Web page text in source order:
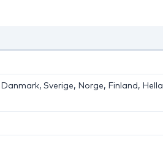
Sverige, Norge, Finland,